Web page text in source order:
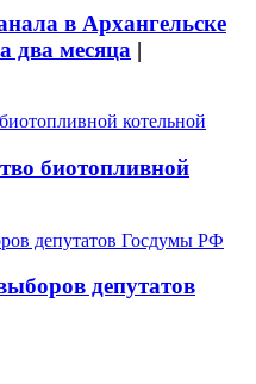
в Архангельске
два месяца |
биотопливной
депутатов